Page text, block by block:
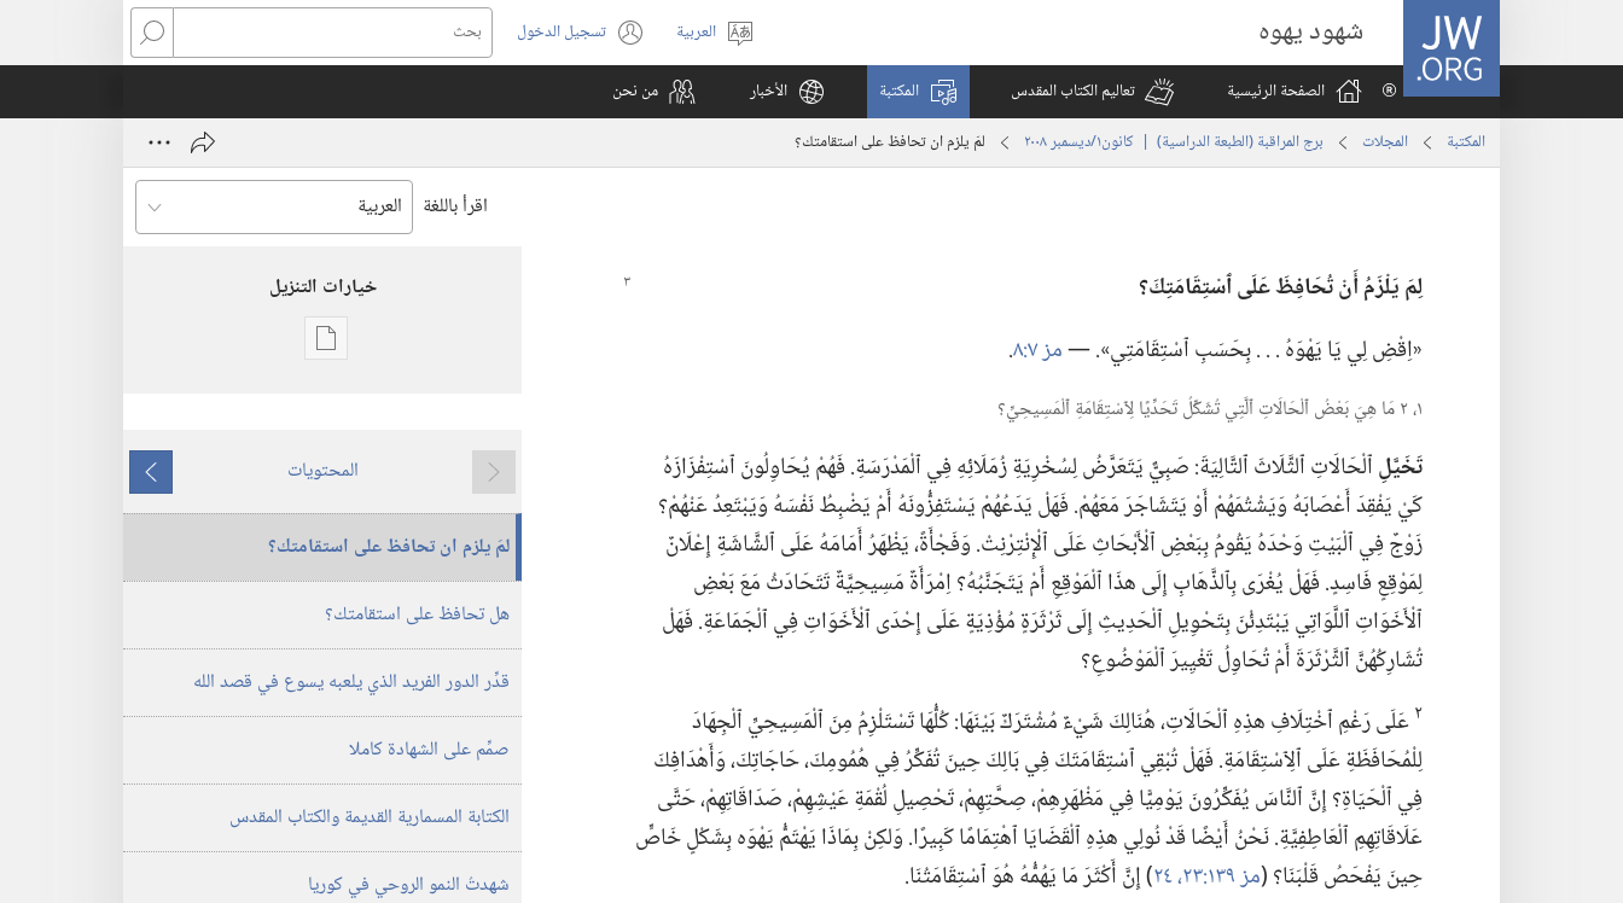
JW.ORG شهود يهوه
اختر
اللغة
العربية تسجيل الدخول
(يفتح
نافذة
بحث
الصفحة الرئيسية
تعاليم الكتاب المقدس المكتبة الأخبار من نحن
المكتبة المجلات برج المراقبة (‏الطبعة الدراسية)‏ | ‏‎كانون١/ديسمبر‏ ‏‎٢٠٠٨‏ لمَ يلزم ان تحافظ على استقامتك؟‏
اقرأ باللغة
لِمَ يَلْزَمُ أَنْ تُحَافِظَ عَلَى ٱسْتِقَامَتِكَ؟‏
‏«اِقْضِ لِي يَا يَهْوَهُ .‏ .‏ .‏ بِحَسَبِ ٱسْتِقَامَتِي».‏ —‏مز ٧:‏٨ ‏.‏
١،‏ ٢ مَا هِيَ بَعْضُ ٱلْحَالَاتِ ٱلَّتِي تُشَكِّلُ تَحَدِّيًا لِٱسْتِقَامَةِ ٱلْمَسِيحِيِّ؟‏
تَخَيَّلِٱلْحَالَاتِ ٱلثَّلَاثَ ٱلتَّالِيَةَ:‏ صَبِيٌّ يَتَعَرَّضُ لِسُخْرِيَةِ زُمَلَائِهِ فِي ٱلْمَدْرَسَةِ.‏ فَهُمْ يُحَاوِلُونَ ٱسْتِفْزَازَهُ
كَيْ يَفْقِدَ أَعْصَابَهُ وَيَشْتُمَهُمْ أَوْ يَتَشَاجَرَ مَعَهُمْ.‏ فَهَلْ يَدَعُهُمْ يَسْتَفِزُّونَهُ أَمْ يَضْبِطُ نَفْسَهُ وَيَبْتَعِدُ عَنْهُمْ؟‏
زَوْجٌ فِي ٱلْبَيْتِ وَحْدَهُ يَقُومُ بِبَعْضِ ٱلْأَبْحَاثِ عَلَى ٱلْإِنْتِرْنِتْ.‏ وَفَجْأَةً،‏ يَظْهَرُ أَمَامَهُ عَلَى ٱلشَّاشَةِ إِعْلَانٌ
لِمَوْقِعٍ فَاسِدٍ.‏ فَهَلْ يُغْرَى بِٱلذَّهَابِ إِلَى هذَا ٱلْمَوْقِعِ أَمْ يَتَجَنَّبُهُ؟‏ اِمْرَأَةٌ مَسِيحِيَّةٌ تَتَحَادَثُ مَعَ بَعْضِ
ٱلْأَخَوَاتِ ٱللَّوَاتِي يَبْتَدِئْنَ بِتَحْوِيلِ ٱلْحَدِيثِ إِلَى ثَرْثَرَةٍ مُؤْذِيَةٍ عَلَى إِحْدَى ٱلْأَخَوَاتِ فِي ٱلْجَمَاعَةِ.‏ فَهَلْ
تُشَارِكُهُنَّ ٱلثَّرْثَرَةَ أَمْ تُحَاوِلُ تَغْيِيرَ ٱلْمَوْضُوعِ؟‏
٢عَلَى رَغْمِ ٱخْتِلَافِ هذِهِ ٱلْحَالَاتِ،‏ هُنَالِكَ شَيْءٌ مُشْتَرَكٌ بَيْنَهَا:‏ كُلُّهَا تَسْتَلْزِمُ مِنَ ٱلْمَسِيحِيِّ ٱلْجِهَادَ
لِلْمُحَافَظَةِ عَلَى ٱلِٱسْتِقَامَةِ.‏ فَهَلْ تُبْقِي ٱسْتِقَامَتَكَ فِي بَالِكَ حِينَ تُفَكِّرُ فِي هُمُومِكَ،‏ حَاجَاتِكَ،‏ وَأَهْدَافِكَ
فِي ٱلْحَيَاةِ؟‏ إِنَّ ٱلنَّاسَ يُفَكِّرُونَ يَوْمِيًّا فِي مَظْهَرِهِمْ،‏ صِحَّتِهِمْ،‏ تَحْصِيلِ لُقْمَةِ عَيْشِهِمْ،‏ صَدَاقَاتِهِمْ،‏ حَتَّى
عَلَاقَاتِهِمِ ٱلْعَاطِفِيَّةِ.‏ نَحْنُ أَيْضًا قَدْ نُولِي هذِهِ ٱلْقَضَايَا ٱهْتِمَامًا كَبِيرًا.‏ وَلكِنْ بِمَاذَا يَهْتَمُّ يَهْوَه بِشَكْلٍ خَاصٍّ
حِينَ يَفْحَصُ قَلْبَنَا؟‏ (‏مز ١٣٩:‏٢٣،‏ ٢٤ ‏)‏ إِنَّ أَكْثَرَ مَا يَهُمُّهُ هُوَ ٱسْتِقَامَتُنَا.‏
خيارات التنزيل
خيارات
المراقبة
(‏الطبعة
الدراسية)‏
‏‎كانون١/
ما
يسبق
المحتويات
ما
يلي
لمَ يلزم ان تحافظ على استقامتك؟‏
هل تحافظ على استقامتك؟‏
قدِّر الدور الفريد الذي يلعبه يسوع في قصد الله
صمِّم على الشهادة كاملا
الكتابة المسمارية القديمة والكتاب المقدس
شهدتُ النمو الروحي في كوريا